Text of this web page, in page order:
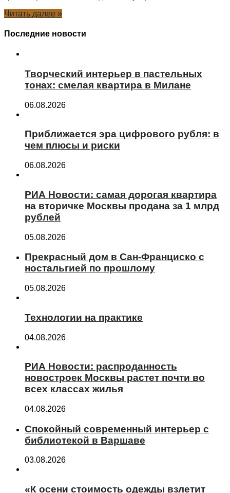
Читать далее »
Последние новости
Творческий интерьер в пастельных
тонах: смелая квартира в Милане
06.08.2026
Приближается эра цифрового рубля: в
чем плюсы и риски
06.08.2026
РИА Новости: самая дорогая квартира
на вторичке Москвы продана за 1 млрд
рублей
05.08.2026
Прекрасный дом в Сан-Франциско с
ностальгией по прошлому
05.08.2026
Технологии на практике
04.08.2026
РИА Новости: распроданность
новостроек Москвы растет почти во
всех классах жилья
04.08.2026
Спокойный современный интерьер с
библиотекой в Варшаве
03.08.2026
«К осени стоимость одежды взлетит